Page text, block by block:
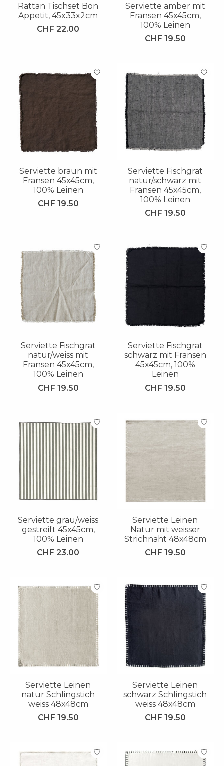
Rattan Tischset Bon
Appetit, 45x33x2cm
CHF 22.00
Serviette amber mit
Fransen 45x45cm,
100% Leinen
CHF 19.50
Serviette braun mit
Fransen 45x45cm,
100% Leinen
CHF 19.50
Serviette Fischgrat
natur/schwarz mit
Fransen 45x45cm,
100% Leinen
CHF 19.50
Serviette Fischgrat
natur/weiss mit
Fransen 45x45cm,
100% Leinen
CHF 19.50
Serviette Fischgrat
schwarz mit Fransen
45x45cm, 100%
Leinen
CHF 19.50
Serviette grau/weiss
gestreift 45x45cm,
100% Leinen
CHF 23.00
Serviette Leinen
Natur mit weisser
Strichnaht 48x48cm
CHF 19.50
Serviette Leinen
natur Schlingstich
weiss 48x48cm
CHF 19.50
Serviette Leinen
schwarz Schlingstich
weiss 48x48cm
CHF 19.50